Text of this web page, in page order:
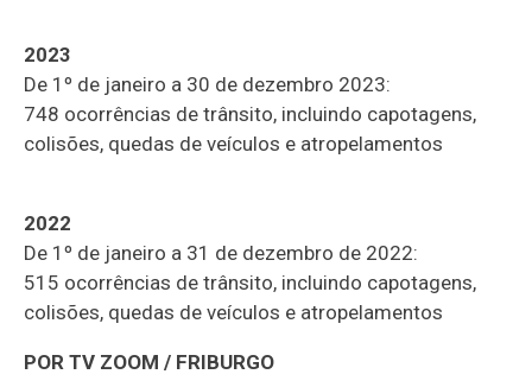
2023
De 1º de janeiro a 30 de dezembro 2023:
748 ocorrências de trânsito, incluindo capotagens,
colisões, quedas de veículos e atropelamentos
2022
De 1º de janeiro a 31 de dezembro de 2022:
515 ocorrências de trânsito, incluindo capotagens,
colisões, quedas de veículos e atropelamentos
POR TV ZOOM / FRIBURGO